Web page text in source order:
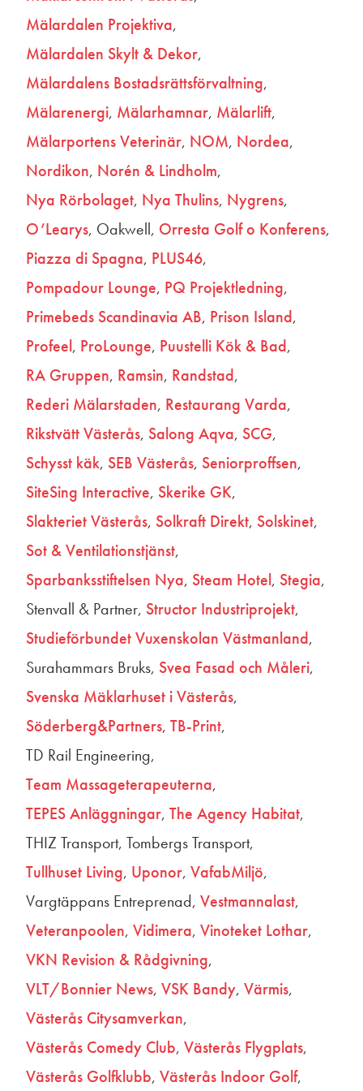
Mälardalen Projektiva
Mälardalen Skylt & Dekor
Mälardalens Bostadsrättsförvaltning
Mälarenergi Mälarhamnar Mälarlift
Mälarportens Veterinär NOM Nordea
Nordikon Norén & Lindholm
Nya Rörbolaget Nya Thulins Nygrens
O’Learys Oakwell Orresta Golf o Konferens
Piazza di Spagna PLUS46
Pompadour Lounge PQ Projektledning
Primebeds Scandinavia AB Prison Island
Profeel ProLounge Puustelli Kök & Bad
RA Gruppen Ramsin Randstad
Rederi Mälarstaden Restaurang Varda
Rikstvätt Västerås Salong Aqva SCG
Schysst käk SEB Västerås Seniorproffsen
SiteSing Interactive Skerike GK
Slakteriet Västerås Solkraft Direkt Solskinet
Sot & Ventilationstjänst
Sparbanksstiftelsen Nya Steam Hotel Stegia
Stenvall & Partner Structor Industriprojekt
Studieförbundet Vuxenskolan Västmanland
Surahammars Bruks Svea Fasad och Måleri
Svenska Mäklarhuset i Västerås
Söderberg&Partners TB-Print
TD Rail Engineering
Team Massageterapeuterna
TEPES Anläggningar The Agency Habitat
THIZ Transport Tombergs Transport
Tullhuset Living Uponor VafabMiljö
Vargtäppans Entreprenad Vestmannalast
Veteranpoolen Vidimera Vinoteket Lothar
VKN Revision & Rådgivning
VLT/Bonnier News VSK Bandy Värmis
Västerås Citysamverkan
Västerås Comedy Club Västerås Flygplats
Västerås Golfklubb Västerås Indoor Golf